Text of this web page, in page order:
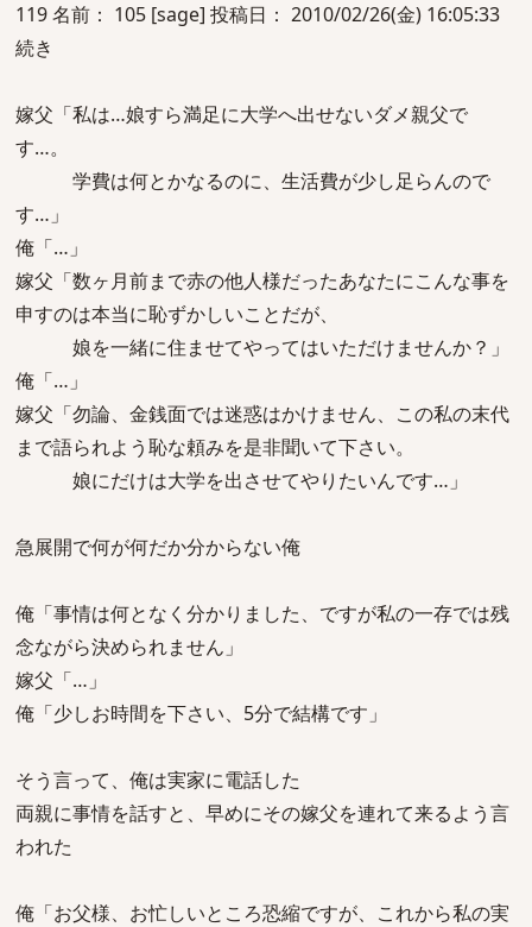
119 名前： 105 [sage] 投稿日： 2010/02/26(金) 16:05:33
続き
嫁父「私は…娘すら満足に大学へ出せないダメ親父で
す…。
学費は何とかなるのに、生活費が少し足らんので
す…」
俺「…」
嫁父「数ヶ月前まで赤の他人様だったあなたにこんな事を
申すのは本当に恥ずかしいことだが、
娘を一緒に住ませてやってはいただけませんか？」
俺「…」
嫁父「勿論、金銭面では迷惑はかけません、この私の末代
まで語られよう恥な頼みを是非聞いて下さい。
娘にだけは大学を出させてやりたいんです…」
急展開で何が何だか分からない俺
俺「事情は何となく分かりました、ですが私の一存では残
念ながら決められません」
嫁父「…」
俺「少しお時間を下さい、5分で結構です」
そう言って、俺は実家に電話した
両親に事情を話すと、早めにその嫁父を連れて来るよう言
われた
俺「お父様、お忙しいところ恐縮ですが、これから私の実